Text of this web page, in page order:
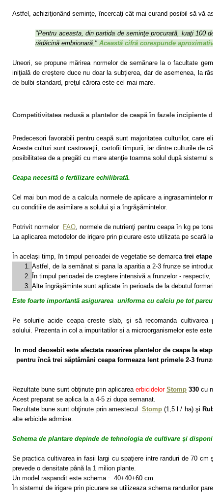
Astfel, achiziţionând seminţe, încercaţi cât mai curand posibil să vă
"Pentru aceasta, din partida de seminţe procurată, luaţi 100
rădăcină embrionară."Această cifră corespunde aproximativ
Uneori, se propune mărirea normelor de semănare la o facultate
iniţială de creştere duce nu doar la subţierea, dar de asemenea, la
de bulbi standard, preţul cărora este cel mai mare.
Competitivitatea redusă a plantelor de ceapă în fazele incipiente
Predecesori favorabili pentru ceapă sunt majoritatea culturilor, care
Aceste culturi sunt castraveţii, cartofii timpurii, iar dintre culturile de
posibilitatea de a pregăti cu mare atenţie toamna solul după sistemul
Ceapa necesită o fertilizare echilibrată.
Cel mai bun mod de a calcula normele de aplicare a ingrasamintelor
cu conditiile de asimilare a solului şi a îngrăşămintelor.
Potrivit normelor FAO, normele de nutrienţi pentru ceapa în kg pe tona
La aplicarea metodelor de irigare prin picurare este utilizata pe scară
În acelaşi timp, în timpul perioadei de vegetatie se demarca trei etape
Astfel, de la semănat si pana la aparitia a 2-3 frunze se
În timpul perioadei de creştere intensivă a frunzelor - respectiv,
Alte îngrăşăminte sunt aplicate în perioada de la debutul formarii
Este foarte importantă asigurarea uniforma cu calciu pe tot
Pe solurile acide ceapa creste slab, şi să recomanda cultivarea
solului. Prezenta in col a impuritatilor si a microorganismelor este este
In mod deosebit este afectata rasarirea plantelor de ceapa la
pentru încă trei săptămâni ceapa formeaza lent primele 2-3
Rezultate bune sunt obţinute prin aplicarea erbicidelor Stomp 330 cu
Acest preparat se aplica la a 4-5 zi dupa semanat.
Rezultate bune sunt obţinute prin amestecul Stomp(1,5 l / ha) şi
alte erbicide adrmise.
Schema de plantare depinde de tehnologia de cultivare şi
Se practica cultivarea in fasii largi cu spaţiere intre randuri de 70 cm
prevede o densitate până la 1 milion plante.
Un model raspandit este schema : 40+40+60 cm.
În sistemul de irigare prin picurare se utilizeaza schema randurilor